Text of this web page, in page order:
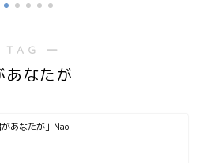
―
あなたが
があなたが」Nao